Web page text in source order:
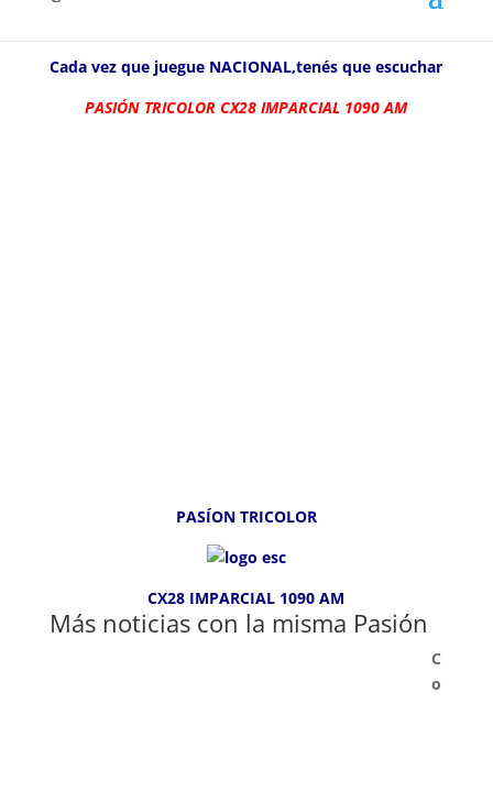
Cada vez que juegue NACIONAL,tenés que escuchar
PASIÓN TRICOLOR CX28 IMPARCIAL 1090 AM
PASÍON TRICOLOR
CX28 IMPARCIAL 1090 AM
Más noticias con la misma Pasión
C
o